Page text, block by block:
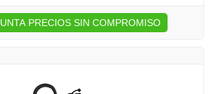
PRECIOS SIN COMPROMISO